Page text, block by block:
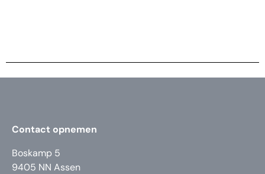
Contact opnemen
Boskamp 5
9405 NN Assen